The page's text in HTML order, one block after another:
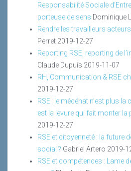
Responsabilité Sociale
porteuse de sens Dominique
Rendre les travailleurs acteurs
Perret 2019-12-27
Reporting RSE, reporting de
Claude Dupuis 2019-11-07
RH, Communication & RSE
2019-12-27
RSE : le mécénat n’est plus la
est la levure qui fait monter la
2019-12-27
RSE et citoyenneté : la future
social ? Gabriel Artero 2019-
RSE et compétences : Lame